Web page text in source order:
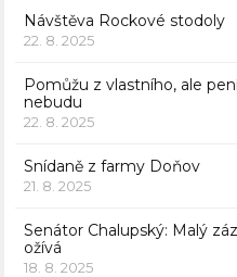
Návštěva Rockové stodoly
22. 8. 2025
Pomůžu z vlastního, ale
nebudu
22. 8. 2025
Snídaně z farmy Doňov
21. 8. 2025
Senátor Chalupský: Malý
ožívá
18. 8. 2025